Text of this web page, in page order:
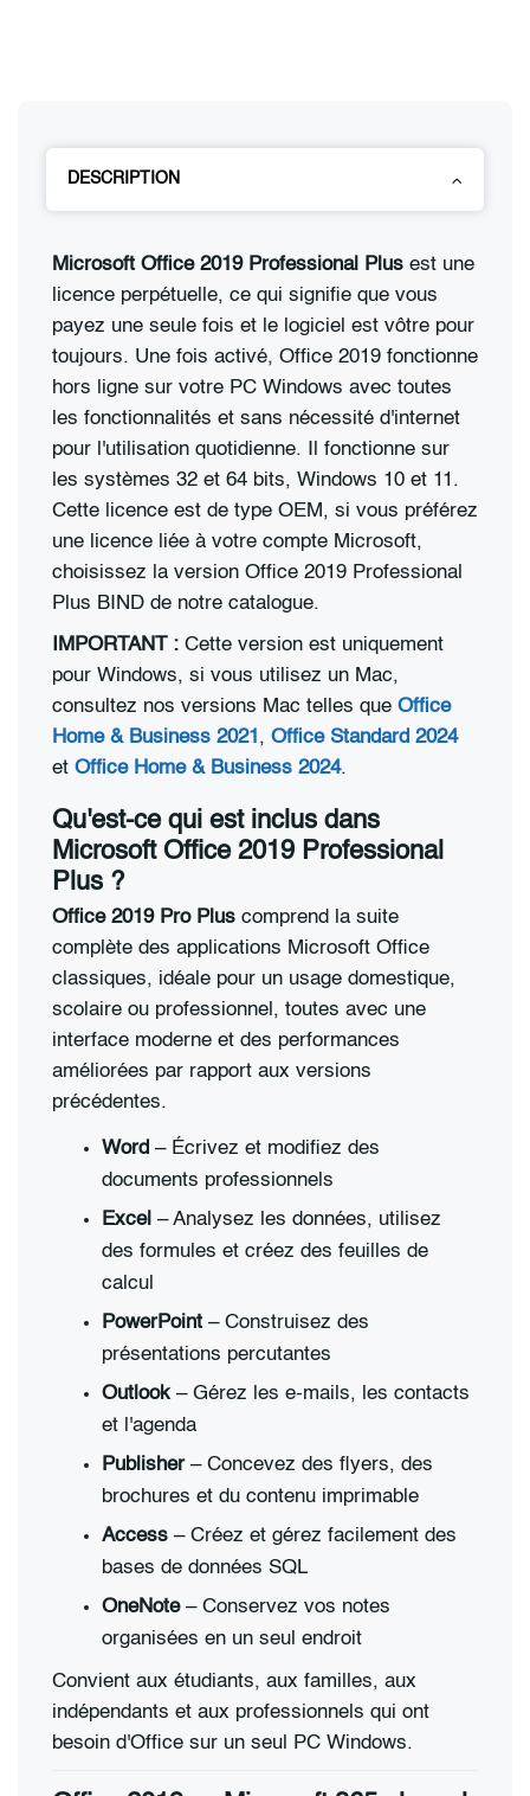
DESCRIPTION
Microsoft Office 2019 Professional Plus est une
licence perpétuelle, ce qui signifie que vous
payez une seule fois et le logiciel est vôtre pour
toujours. Une fois activé, Office 2019 fonctionne
hors ligne sur votre PC Windows avec toutes
les fonctionnalités et sans nécessité d'internet
pour l'utilisation quotidienne. Il fonctionne sur
les systèmes 32 et 64 bits, Windows 10 et 11.
Cette licence est de type OEM, si vous préférez
une licence liée à votre compte Microsoft,
choisissez la version Office 2019 Professional
Plus BIND de notre catalogue.
IMPORTANT : Cette version est uniquement
pour Windows, si vous utilisez un Mac,
consultez nos versions Mac telles que Office
Home & Business 2021 , Office Standard 2024
et Office Home & Business 2024.
Qu'est-ce qui est inclus dans
Microsoft Office 2019 Professional
Plus ?
Office 2019 Pro Plus comprend la suite
complète des applications Microsoft Office
classiques, idéale pour un usage domestique,
scolaire ou professionnel, toutes avec une
interface moderne et des performances
améliorées par rapport aux versions
précédentes.
Word – Écrivez et modifiez des
documents professionnels
Excel – Analysez les données, utilisez
des formules et créez des feuilles de
calcul
PowerPoint – Construisez des
présentations percutantes
Outlook– Gérez les e-mails, les contacts
et l'agenda
Publisher– Concevez des flyers, des
brochures et du contenu imprimable
Access – Créez et gérez facilement des
bases de données SQL
OneNote– Conservez vos notes
organisées en un seul endroit
Convient aux étudiants, aux familles, aux
indépendants et aux professionnels qui ont
besoin d'Office sur un seul PC Windows.